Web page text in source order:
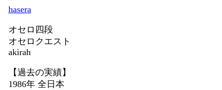
hasera
オセロ四段
オセロクエスト
akirah
【過去の実績】
1986年 全日本